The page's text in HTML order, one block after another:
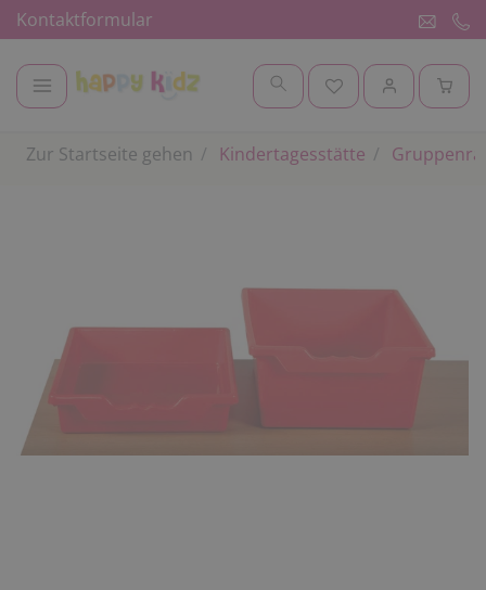
Kontaktformular
Zur Startseite gehen Kindertagesstätte